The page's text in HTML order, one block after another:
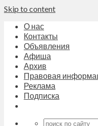
Skip to content
О нас
Контакты
Объявления
Афиша
Архив
Правовая
Реклама
Подписка